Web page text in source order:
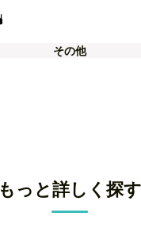
その他
もっと詳しく探す